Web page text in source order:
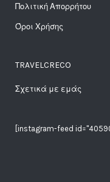
Πολιτική Απορρήτου
Όροι Χρήσης
TRAVELCRECO
Σχετικά με εμάς
[instagram-feed